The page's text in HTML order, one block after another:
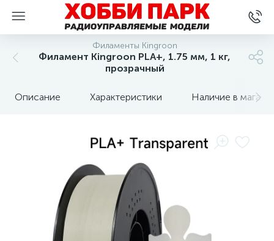
Филаменты Kingroon
Филамент Kingroon PLA+, 1.75 мм, 1 кг,
прозрачный
Описание Характеристики Наличие в